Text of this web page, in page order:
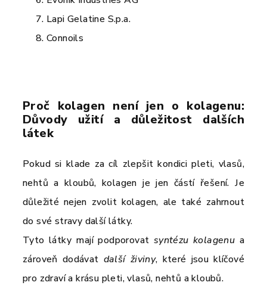
Lapi Gelatine S.p.a.
Connoils
Proč kolagen není jen o kolagenu:
Důvody užití a důležitost dalších
látek
Pokud si klade za cíl zlepšit kondici pleti, vlasů,
nehtů a kloubů, kolagen je jen částí řešení. Je
důležité nejen zvolit kolagen, ale také zahrnout
do své stravy další látky.
Tyto látky mají podporovat syntézu kolagenu a
zároveň dodávat další živiny, které jsou klíčové
pro zdraví a krásu pleti, vlasů, nehtů a kloubů.